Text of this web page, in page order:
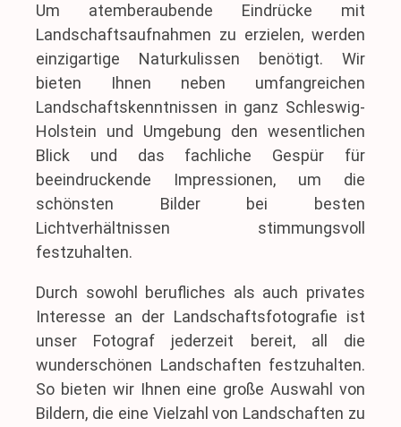
Um atemberaubende Eindrücke mit
Landschaftsaufnahmen zu erzielen, werden
einzigartige Naturkulissen benötigt. Wir
bieten Ihnen neben umfangreichen
Landschaftskenntnissen in ganz Schleswig-
Holstein und Umgebung den wesentlichen
Blick und das fachliche Gespür für
beeindruckende Impressionen, um die
schönsten Bilder bei besten
Lichtverhältnissen stimmungsvoll
festzuhalten.
Durch sowohl berufliches als auch privates
Interesse an der Landschaftsfotografie ist
unser Fotograf jederzeit bereit, all die
wunderschönen Landschaften festzuhalten.
So bieten wir Ihnen eine große Auswahl von
Bildern, die eine Vielzahl von Landschaften zu